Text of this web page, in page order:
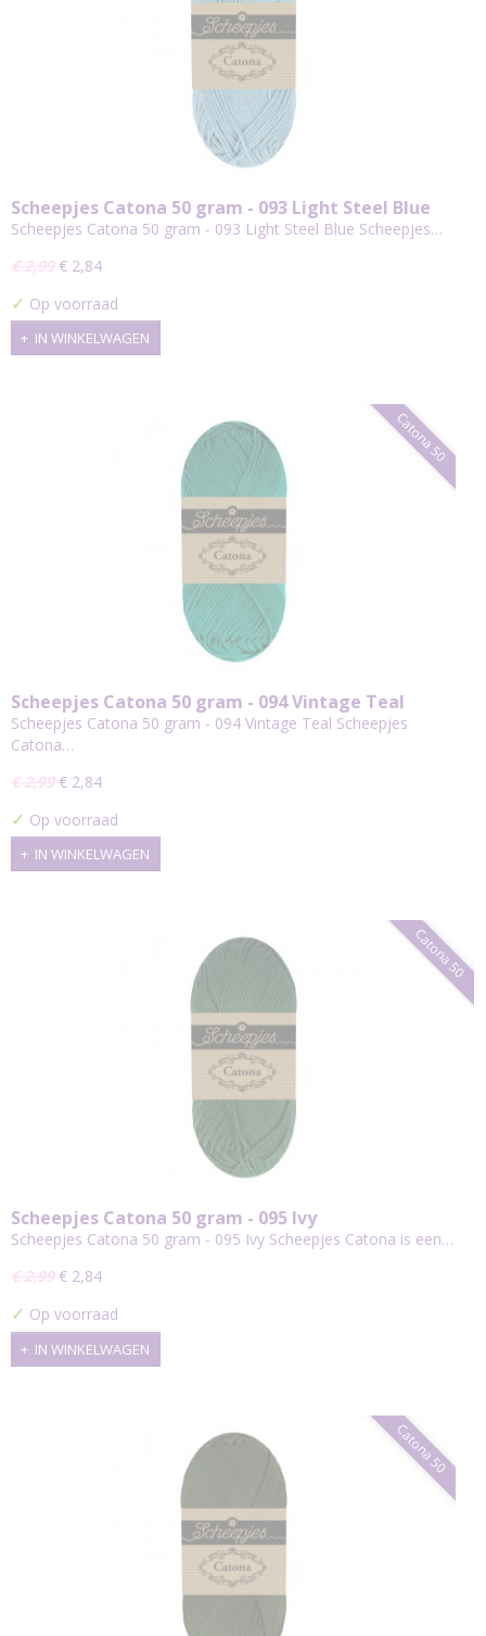
Scheepjes Catona 50 gram - 093 Light Steel Blue
Scheepjes Catona 50 gram - 093 Light Steel Blue Scheepjes…
€ 2,99 € 2,84
✓ Op voorraad
IN WINKELWAGEN
Catona 50
Scheepjes Catona 50 gram - 094 Vintage Teal
Scheepjes Catona 50 gram - 094 Vintage Teal Scheepjes
Catona…
€ 2,99 € 2,84
✓ Op voorraad
IN WINKELWAGEN
Catona 50
Scheepjes Catona 50 gram - 095 Ivy
Scheepjes Catona 50 gram - 095 Ivy Scheepjes Catona is een…
€ 2,99 € 2,84
✓ Op voorraad
IN WINKELWAGEN
Catona 50